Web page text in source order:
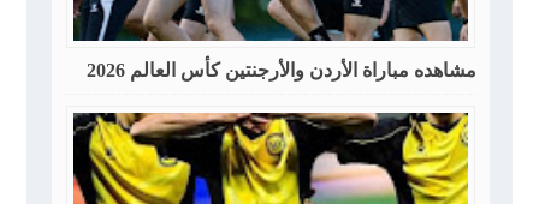
مشاهده مباراة الأردن والأرجنتين كأس العالم 2026